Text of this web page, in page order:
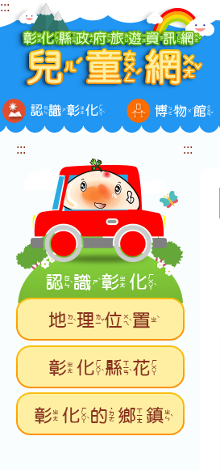
跳
到
主
要
內
容
區
:::
::: :::